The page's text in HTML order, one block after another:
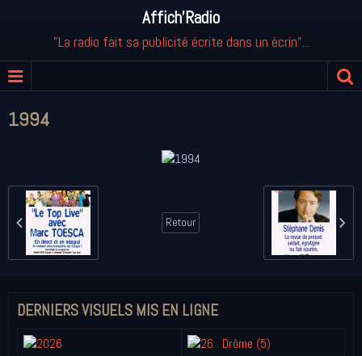
Affich'Radio
"La radio fait sa publicité écrite dans un écrin"...
1994
Retour
DERNIERS VISUELS MIS EN LIGNE